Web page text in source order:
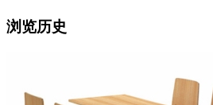
浏览历史